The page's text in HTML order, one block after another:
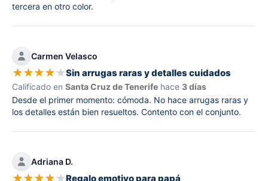
tercera en otro color.
Carmen Velasco
★★★★★Sin arrugas raras y detalles cuidados
Calificado en Santa Cruz de Tenerife hace 3 días
Desde el primer momento: cómoda. No hace arrugas raras y
los detalles están bien resueltos. Contento con el conjunto.
Adriana D.
★★★★★Regalo emotivo para papá